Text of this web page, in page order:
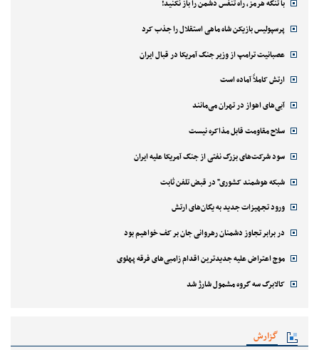
با تنگه هرمز، راه تنفس دشمن را باز نکنید!
پرسپولیس بازیکن شاه ماهی استقلال را جذب کرد
عصبانیت ترامپ از وزیر جنگ آمریکا در قبال ایران
ارتش کاملاً آماده است
آبی‌های اهواز در تهران می‌مانند
سلاح مقاومت قابل مذاکره نیست
سود شرکت‌های بزرگ نفتی از جنگ آمریکا علیه ایران
شبکه هوشمند کشوری" در قبض تلفن ثابت
ورود تجهیزات جدید به یگان‌های ارتش
در برابر تجاوز دشمنان رهروانی جان بر کف خواهیم بود
موج اعتراض علیه جدیدترین اقدام زامبی‌های فرقه پهلوی
کالابرگ سه گروه مشمول شارژ شد
گزارش